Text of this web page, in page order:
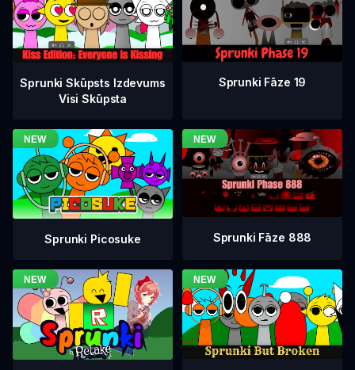
Sprunki Skūpsts Izdevums
Visi Skūpsta
Sprunki Fāze 19
Sprunki Picosuke Sprunki Fāze 888